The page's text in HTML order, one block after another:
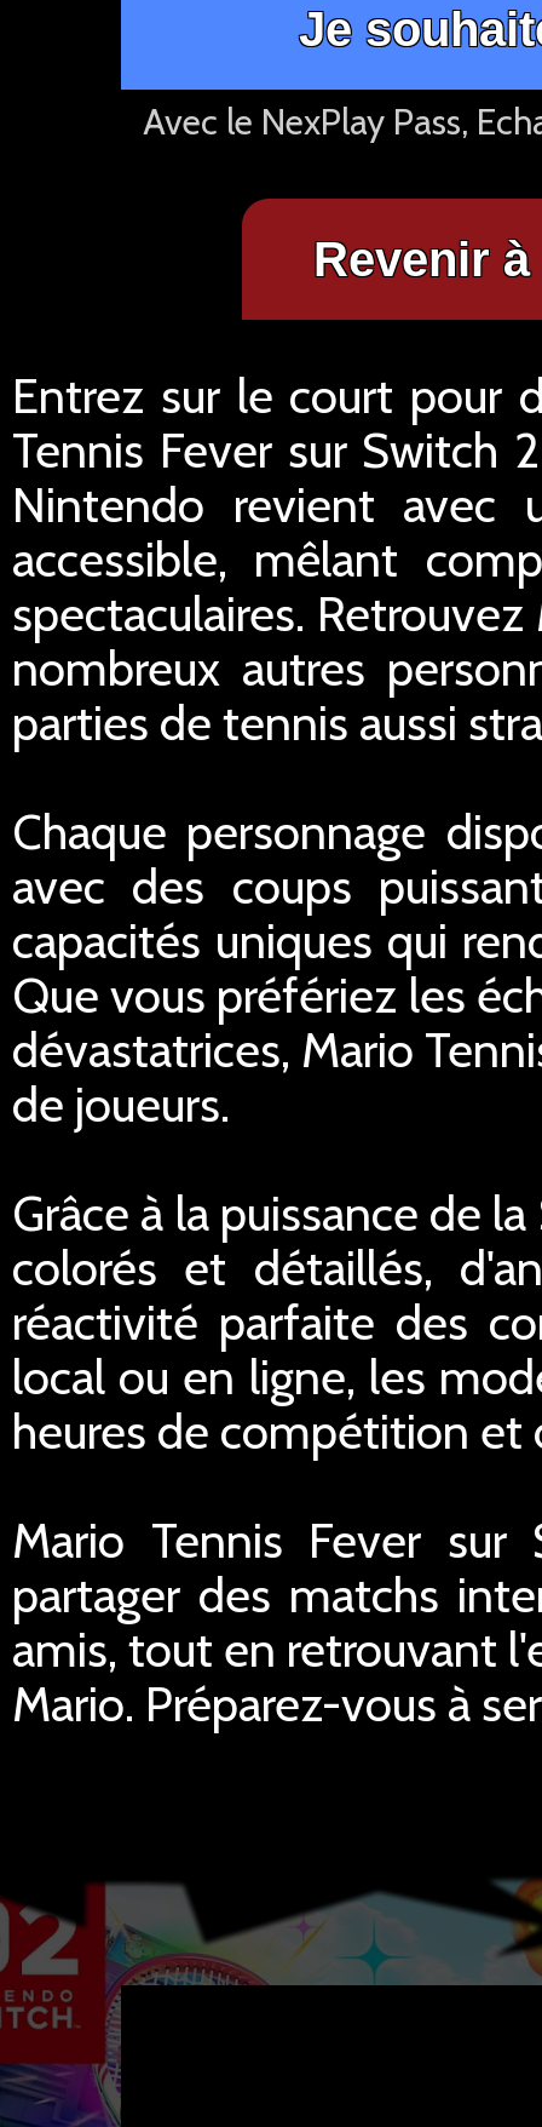
Je
Avec le NexPlay Pass,
Revenir
Entrez sur le court pour
Tennis Fever sur Switch
Nintendo revient avec
accessible, mêlant
spectaculaires.
nombreux autres
parties de tennis aussi
Chaque personnage
avec des coups
capacités uniques qui
Que vous préfériez les
dévastatrices, Mario
de joueurs.
Grâce à la puissance de
colorés et détaillés,
réactivité parfaite des
local ou en ligne, les
heures de compétition et
Mario Tennis Fever
partager des matchs
amis, tout en retrouvant
Mario. Préparez-vous à